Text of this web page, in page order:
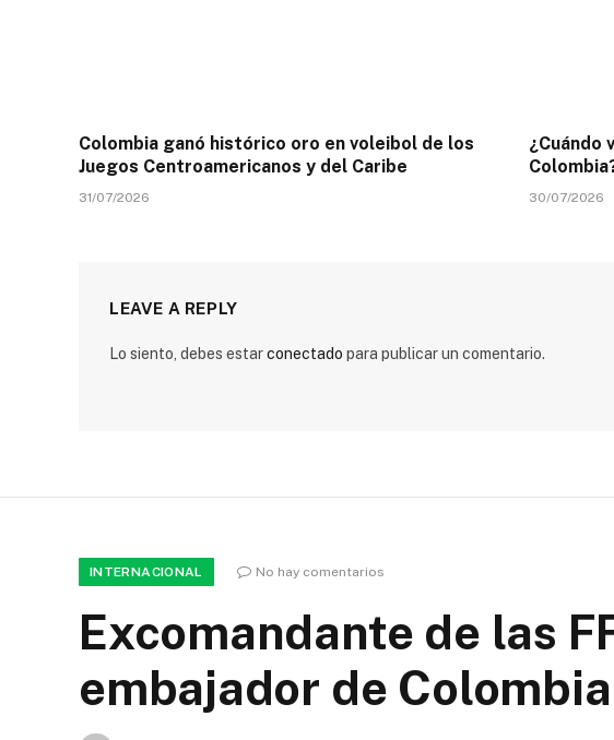
Colombia ganó histórico oro en voleibol de los
Juegos Centroamericanos y del Caribe
31/07/2026
¿Cuándo
30/07/2026
LEAVE A REPLY
Lo siento, debes estarconectado para publicar un comentario.
INTERNACIONAL No hay comentarios
Excomandante de las
embajador de